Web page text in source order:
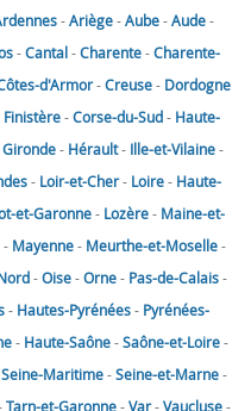
-Ariège-Aube-Aude-
-Cantal-Charente-Charente-
d'Armor-Creuse- Dordogne
Finistère-Corse-du-Sud- Haute-
Gironde- Hérault- Ille-et-Vilaine-
- Loir-et-Cher- Loire- Haute-
et-Garonne- Lozère- Maine-et-
- Mayenne- Meurthe-et-Moselle-
-Oise-Orne- Pas-de-Calais-
- Hautes-Pyrénées- Pyrénées-
- Haute-Saône-Saône-et-Loire-
Seine-Maritime-Seine-et-Marne-
Tarn-et-Garonne-Var-Vaucluse-